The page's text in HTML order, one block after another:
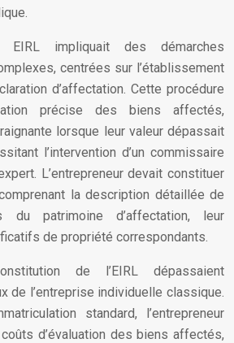
EIRL impliquait des démarches
centrées sur l’établissement
d’affectation. Cette procédure
précise des biens affectés,
lorsque leur valeur dépassait
l’intervention d’un commissaire
L’entrepreneur devait constituer
la description détaillée de
patrimoine d’affectation, leur
de propriété correspondants.
de l’EIRL dépassaient
de l’entreprise individuelle classique.
standard, l’entrepreneur
d’évaluation des biens affectés,